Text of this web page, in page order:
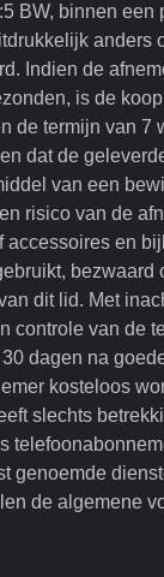
BW, binnen een
anders
Indien de
is de
de termijn van 7
dat de
van een
risico van de
en
bezwaard
dit lid. Met
controle van de
dagen na
kosteloos
slechts
genoemde
de algemene